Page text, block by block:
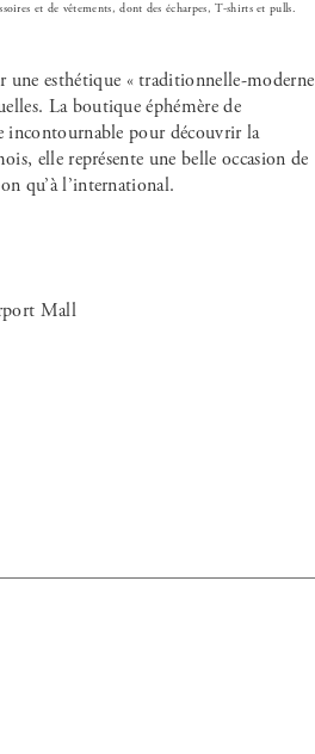
et de vêtements, dont des écharpes, T-shirts et pulls.
esthétique « traditionnelle-moderne
La boutique éphémère de
incontournable pour découvrir la
elle représente une belle occasion de
qu’à l’international.
Mall